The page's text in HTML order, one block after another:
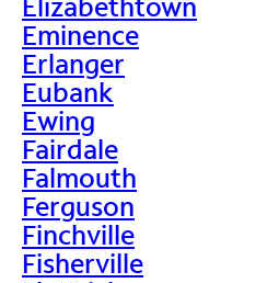
Eminence
Erlanger
Eubank
Ewing
Fairdale
Falmouth
Ferguson
Finchville
Fisherville